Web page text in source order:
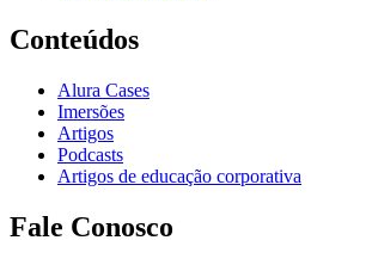
Conteúdos
Alura Cases
Imersões
Artigos
Podcasts
Artigos de educação corporativa
Fale Conosco